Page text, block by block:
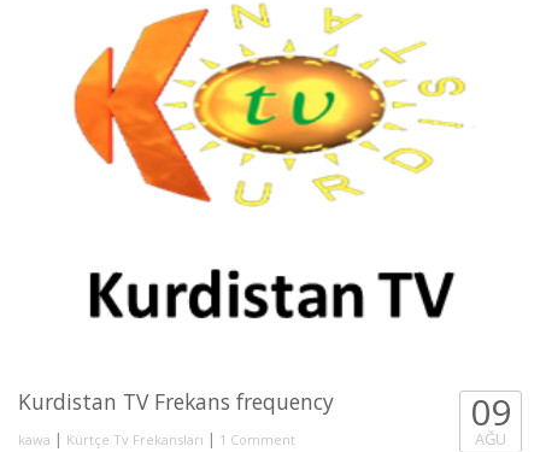
Kurdistan TV Frekans frequency
kawa | Kürtçe Tv Frekansları | 1 Comment
09
AĞU